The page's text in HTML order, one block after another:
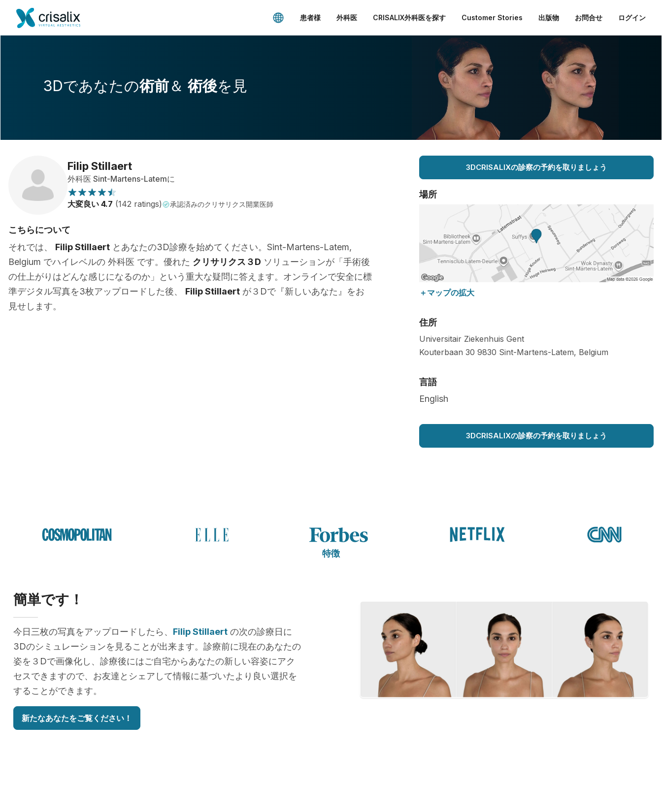
患者様 外科医 CRISALIX外科医を探す Customer Stories 出版物 お問合せ ログイン
3Dであなたの術前＆術後を見
Filip Stillaert
外科医 Sint-Martens-Latemに
大変良い 4.7 (142 ratings) 承認済みのクリサリクス開業医師
こちらについて
それでは、 Filip Stillaert とあなたの3D診療を始めてください。Sint-Martens-Latem,
Belgium でハイレベルの 外科医 です。優れた クリサリクス３D ソリューションが「手術後
の仕上がりはどんな感じになるのか」という重大な疑問に答えます。オンラインで安全に標
準デジタル写真を3枚アップロードした後、 Filip Stillaert が３Dで『新しいあなた』をお
見せします。
3DCRISALIXの診察の予約を取りましょう
場所
＋マップの拡大
住所
Universitair Ziekenhuis Gent
Kouterbaan 30 9830 Sint-Martens-Latem, Belgium
言語
English
3DCRISALIXの診察の予約を取りましょう
特徴
簡単です！
今日三枚の写真をアップロードしたら、 Filip Stillaert の次の診療日に
3Dのシミュレーションを見ることが出来ます。診療前に現在のあなたの
姿を３Dで画像化し、診療後にはご自宅からあなたの新しい容姿にアク
セスできますので、お友達とシェアして情報に基づいたより良い選択を
することができます。
新たなあなたをご覧ください！